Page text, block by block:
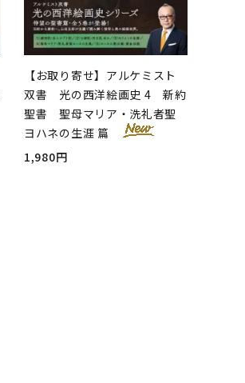
【お取り寄せ】アルケミスト
双書 光の西洋絵画史 4 新約
聖書 聖母マリア・洗礼者聖
ヨハネの生涯 篇
1,980円